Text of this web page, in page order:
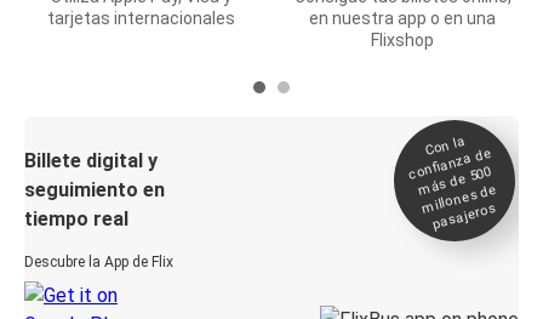
tarjetas internacionales
en nuestra app o en una
Flixshop
Billete digital y
seguimiento en
tiempo real
Descubre la App de Flix
Con la
confianza de
más de 500
millones de
pasajeros